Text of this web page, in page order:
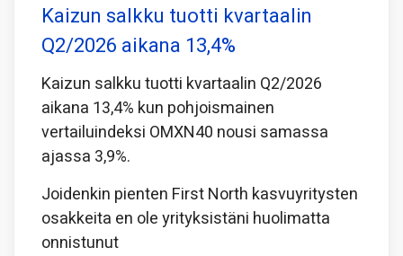
Kaizun salkku tuotti kvartaalin
Q2/2026 aikana 13,4%
Kaizun salkku tuotti kvartaalin Q2/2026
aikana 13,4% kun pohjoismainen
vertailuindeksi OMXN40 nousi samassa
ajassa 3,9%.
Joidenkin pienten First North kasvuyritysten
osakkeita en ole yrityksistäni huolimatta
onnistunut